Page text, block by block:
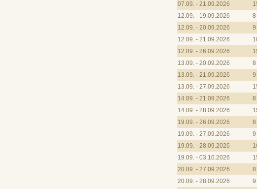
07.09. - 21.09.2026
12.09. - 19.09.2026 8
12.09. - 20.09.2026 9
12.09. - 21.09.2026
12.09. - 26.09.2026
13.09. - 20.09.2026 8
13.09. - 21.09.2026 9
13.09. - 27.09.2026
14.09. - 21.09.2026 8
14.09. - 28.09.2026
19.09. - 26.09.2026 8
19.09. - 27.09.2026 9
19.09. - 28.09.2026
19.09. - 03.10.2026
20.09. - 27.09.2026 8
20.09. - 28.09.2026 9